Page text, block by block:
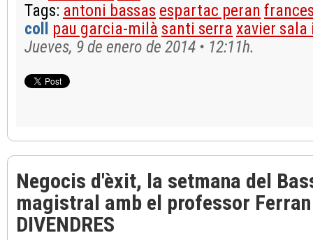
Tags: antoni bassas espartac peran
coll
pau garcia-milà santi serra xavier
Jueves, 9 de enero de 2014 • 12:11h.
Negocis d'èxit, la setmana del
magistral amb el professor Ferran
DIVENDRES